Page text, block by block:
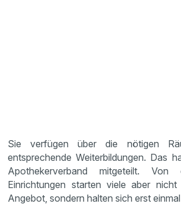
Sie verfügen über die nötigen
entsprechende Weiterbildungen. Das
Apothekerverband mitgeteilt. Von
Einrichtungen starten viele aber
Angebot, sondern halten sich erst